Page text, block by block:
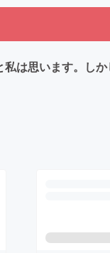
は思います。し